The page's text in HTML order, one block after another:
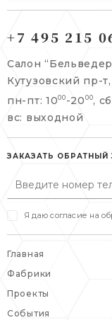
пн-пт: 10:00-
сб, вс:
+7 495 477 45
пн-пт: 10:00-
сб:
+7 495 215
Салон
Кутузовский пр-
пн-пт: 1000 -20 00,
вс: выходной
ЗАКАЗАТЬ ОБРАТНЫЙ
Я даю согласие на
Главная
Фабрики
Проекты
События